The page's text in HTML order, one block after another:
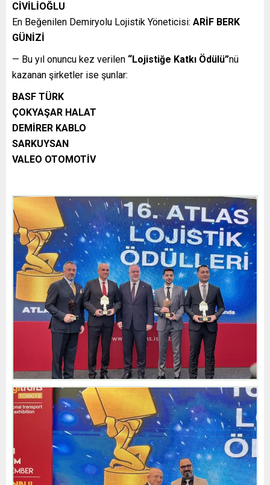
CİVİLİOĞLU
En Beğenilen Demiryolu Lojistik Yöneticisi: ARİF BERK
GÜNİZİ
— Bu yıl onuncu kez verilen “Lojistiğe Katkı Ödülü”nü
kazanan şirketler ise şunlar:
BASF TÜRK
ÇOKYAŞAR HALAT
DEMİRER KABLO
SARKUYSAN
VALEO OTOMOTİV